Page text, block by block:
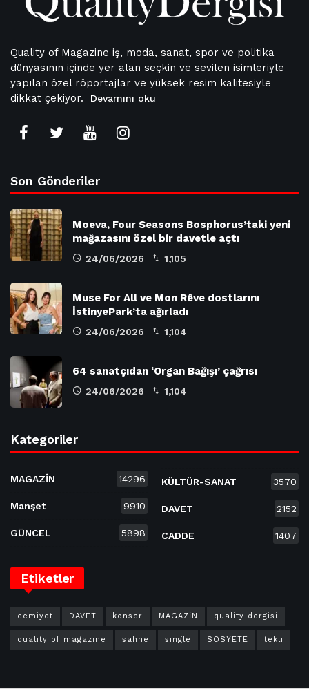
Quality of Magazine iş, moda, sanat, spor ve politika
dünyasının içinde yer alan seçkin ve sevilen isimleriyle
yapılan özel röportajlar ve yüksek resim kalitesiyle
dikkat çekiyor.
Devamını oku
Son Gönderiler
Moeva, Four Seasons Bosphorus’taki yeni
mağazasını özel bir davetle açtı
24/06/2026 1,105
Muse For All ve Mon Rêve dostlarını
İstinyePark’ta ağırladı
24/06/2026 1,104
64 sanatçıdan ‘Organ Bağışı’ çağrısı
24/06/2026 1,104
Kategoriler
MAGAZİN 14296
Manşet 9910
GÜNCEL 5898
KÜLTÜR-SANAT 3570
DAVET 2152
CADDE 1407
Etiketler
cemiyet DAVET konser MAGAZİN quality dergisi
quality of magazine sahne single SOSYETE tekli